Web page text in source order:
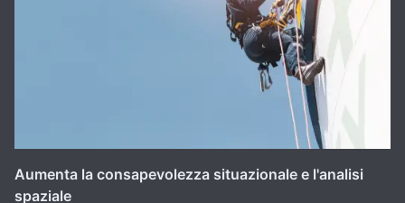
Aumenta la consapevolezza situazionale e l'analisi
spaziale